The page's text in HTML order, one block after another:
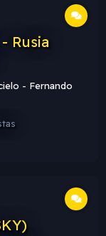
Rusia
- Fernando